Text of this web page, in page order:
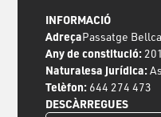
INFORMACIÓ
AdreçaPassatge
Any de constitució:
Naturalesa jurídica:
Telèfon: 644 274 473
DESCÀRREGUES